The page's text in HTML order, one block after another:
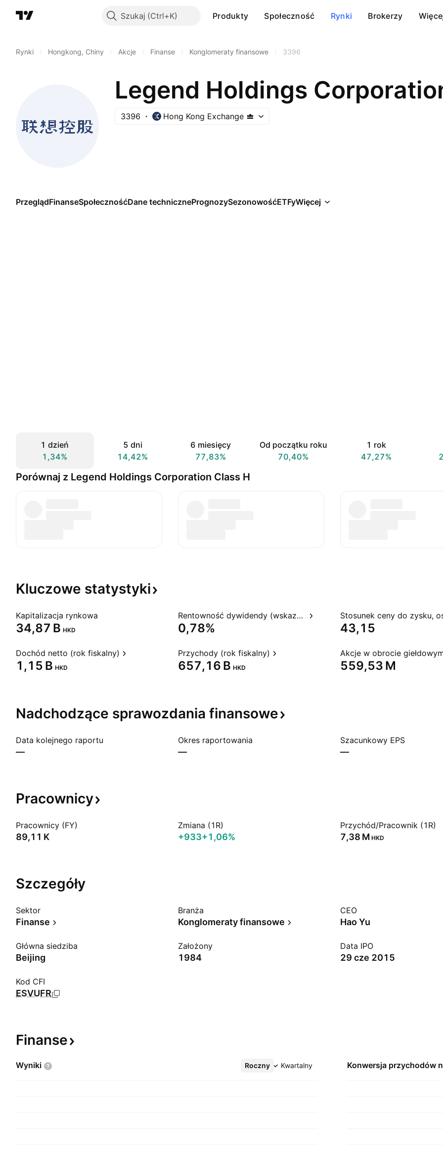
Szukaj Produkty Społeczność Rynki Brokerzy
Rynki Hongkong, Chiny Akcje Finanse Konglomeraty finansowe 3396
Legend Holdings
3396 Hong Kong Exchange
PrzeglądFinanseSpołecznośćDane technicznePrognozySezonowośćETFyWięcej
1 dzień
1,34%
5 dni
14,42%
6 miesięcy
77,83%
Od początku roku
70,40%
1 rok
47,27%
Porównaj z Legend Holdings Corporation Class H
Kluczowe statystyki
Kapitalizacja rynkowa
‪34,87 B‬ HKD
Rentowność dywidendy (wskazywana)
0,78% 43,15
Dochód netto (rok fiskalny)
‪1,15 B‬ HKD
Przychody (rok fiskalny)
‪657,16 B‬ HKD
Akcje w obrocie
‪559,53 M‬
Nadchodzące sprawozdania finansowe
Data kolejnego raportu
—
Okres raportowania
—
Szacunkowy EPS
—
Pracownicy
Pracownicy (FY)
‪89,11 K‬
Zmiana (1R)
+933+1,06%
Przychód/Pracownik (1R)
‪7,38 M‬ HKD
Szczegóły
Sektor
Finanse
Branża
Konglomeraty finansowe
CEO
Hao Yu
Główna siedziba
Beijing
Założony
1984
Data IPO
29 cze 2015
Kod CFI
ESVUFR
Finanse
Wyniki Roczny Kwartalny
Więcej Konwersja przychodów